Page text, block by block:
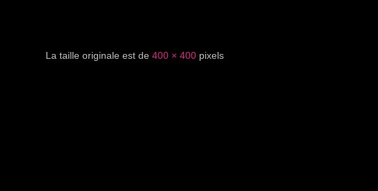
La taille originale est de 400 × 400 pixels